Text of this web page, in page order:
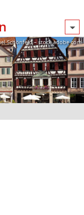
Schönfeld – stock.adobe.com